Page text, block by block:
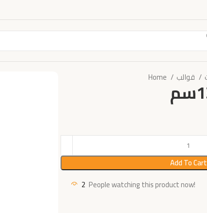
Home
Add To Cart
2 People watching this product now!